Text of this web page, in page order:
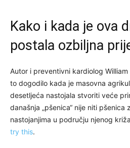
Kako i kada je ova
postala ozbiljna
Autor i preventivni kardiolog
to dogodilo kada je masovna
desetljeća nastojala stvoriti veće
današnja „pšenica“ nije niti pšenica
nastojanjima u području njenog
try this.